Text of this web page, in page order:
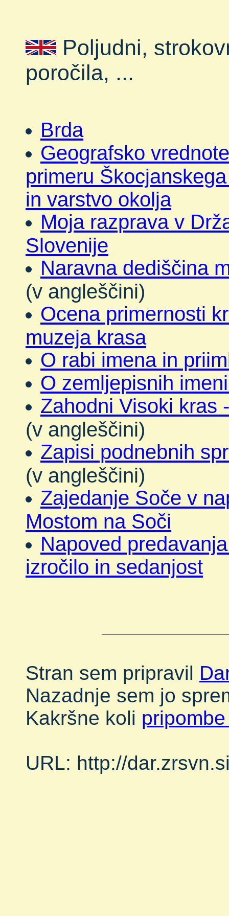
Poljudni,
poročila, ...
Brda
Geografsko
primeru
in varstvo okolja
Moja razprava v
Slovenije
Naravna dediščina
(v angleščini)
Ocena primernosti
muzeja krasa
O rabi imena in
O zemljepisnih
Zahodni Visoki kras
(v angleščini)
Zapisi podnebnih
(v angleščini)
Zajedanje Soče v
Mostom na Soči
Napoved
izročilo in sedanjost
Stran sem pripravil
Nazadnje sem jo
Kakršne koli
URL: http://